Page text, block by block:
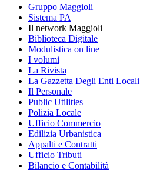
Gruppo Maggioli
Sistema PA
Il network Maggioli
Biblioteca Digitale
Modulistica on line
I volumi
La Rivista
La Gazzetta Degli Enti Locali
Il Personale
Public Utilities
Polizia Locale
Ufficio Commercio
Edilizia Urbanistica
Appalti e Contratti
Ufficio Tributi
Bilancio e Contabilità